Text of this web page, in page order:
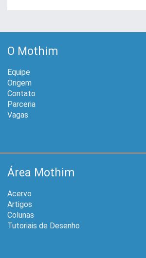
O Mothim
Equipe
Origem
Contato
Parceria
Vagas
Área Mothim
Acervo
Artigos
Colunas
Tutoriais de Desenho